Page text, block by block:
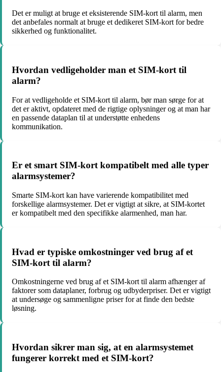
Det er muligt at bruge et eksisterende SIM-kort til alarm, men
det anbefales normalt at bruge et dedikeret SIM-kort for bedre
sikkerhed og funktionalitet.
Hvordan vedligeholder man et SIM-kort til
alarm?
For at vedligeholde et SIM-kort til alarm, bør man sørge for at
det er aktivt, opdateret med de rigtige oplysninger og at man har
en passende dataplan til at understøtte enhedens
kommunikation.
Er et smart SIM-kort kompatibelt med alle typer
alarmsystemer?
Smarte SIM-kort kan have varierende kompatibilitet med
forskellige alarmsystemer. Det er vigtigt at sikre, at SIM-kortet
er kompatibelt med den specifikke alarmenhed, man har.
Hvad er typiske omkostninger ved brug af et
SIM-kort til alarm?
Omkostningerne ved brug af et SIM-kort til alarm afhænger af
faktorer som dataplaner, forbrug og udbyderpriser. Det er vigtigt
at undersøge og sammenligne priser for at finde den bedste
løsning.
Hvordan sikrer man sig, at en alarmsystemet
fungerer korrekt med et SIM-kort?